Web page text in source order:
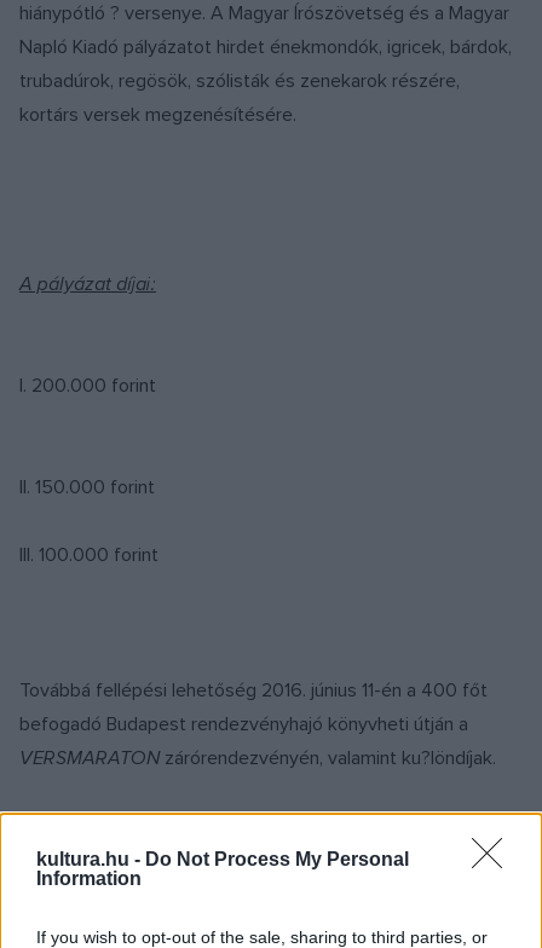
kultura.hu - Do Not Process My Personal
Information
If you wish to opt-out of the sale, sharing to third parties, or
hiánypótló ? versenye. A Magyar Írószövetség és a Magyar
Napló Kiadó pályázatot hirdet énekmondók, igricek, bárdok,
trubadúrok, regösök, szólisták és zenekarok részére,
kortárs versek megzenésítésére.
A pályázat díjai:
I. 200.000 forint
II. 150.000 forint
III. 100.000 forint
Továbbá fellépési lehetőség 2016. június 11-én a 400 főt
befogadó Budapest rendezvényhajó könyvheti útján a
VERSMARATONzárórendezvényén, valamint ku?löndíjak.